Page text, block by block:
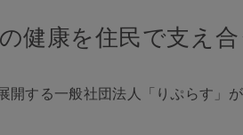
康を住民で支え
する一般社団法人「りぷらす」